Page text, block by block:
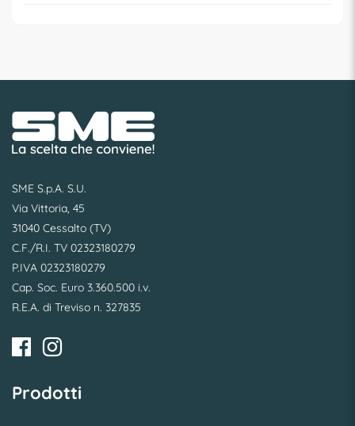
SME S.p.A. S.U.
Via Vittoria, 45
31040 Cessalto (TV)
C.F./R.I. TV 02323180279
P.IVA 02323180279
Cap. Soc. Euro 3.360.500 i.v.
R.E.A. di Treviso n. 327835
Prodotti